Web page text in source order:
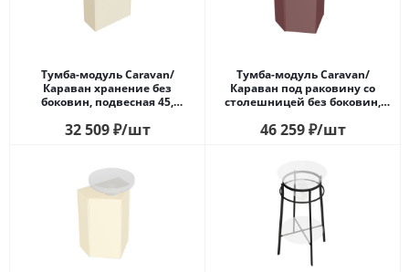
Тумба-модуль Caravan/
Караван хранение без
боковин, подвесная 45,
сливочная матовая
32 509₽/шт
Тумба-модуль Caravan/
Караван под раковину со
столешницей без боковин,
открывание, марокканский
46 259₽/шт